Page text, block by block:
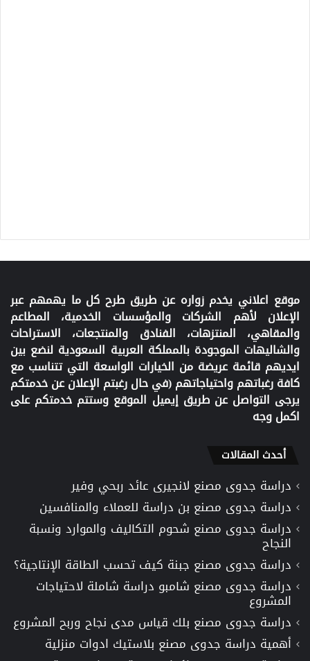
موقع اعلاني يخدم زواره عن طريق طرح كل ما يهمهم عبر
الإعلان لأهم الشركات والمؤسسات الخدمية، المطاعم
والمقاهي، المنتزهات، الفنادق والمنتجعات، الاستراحات
والشاليهات الموجودة بالمملكة العربية السعودية لنضع بين
ايديهم قائمة عريضة من الخيارات الواسعة التي تتناسب مع
كافة رغباتهم واحتياجاتهم (في حال رغبتم الإعلان عن خدمتكم
يرجى التواصل عن طريق إيميل الموقع وستتم خدمتكم على
اكمل وجه
أحدث المقالات
دراسة جدوى مصنع لانجيرى عائد ربحي وفير
دراسة جدوى مصنع بن دراسة للعملاء والمنافسين
دراسة جدوى مصنع شحوم التكاليف والموارد ونسبة
النجاح
دراسة جدوى مصنع جبنة كيف تحسب الطاقة الإنتاجية؟
دراسة جدوى مصنع شامبو دراسة شاملة لاحتياجات
المشروع
دراسة جدوى مصنع بلك قياس مدى نجاح وربح المشروع
أهمية دراسة جدوى مصنع بلاستيك ادوات منزلية